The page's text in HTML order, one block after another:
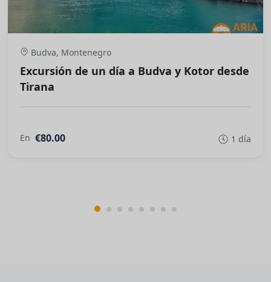
Budva, Montenegro
Excursión de un día a Budva y Kotor desde
Tirana
En €80.00 1 día